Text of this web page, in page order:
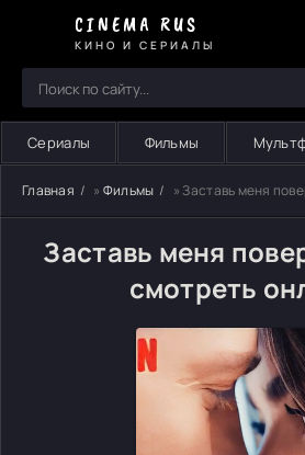
CINEMA RUS
КИНО И СЕРИАЛЫ
Сериалы Фильмы
Главная » Фильмы » Заставь меня
Заставь меня
смотреть